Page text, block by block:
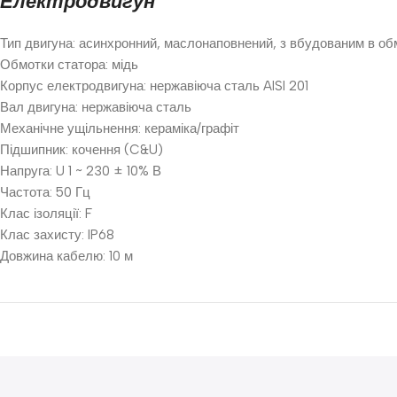
Тип двигуна: асинхронний, маслонаповнений, з вбудованим в
Обмотки статора: мідь
Корпус електродвигуна: нержавіюча сталь AISI 201
Вал двигуна: нержавіюча сталь
Механічне ущільнення: кераміка/графіт
Підшипник: кочення (C&U)
Напруга: U 1 ~ 230 ± 10% В
Частота: 50 Гц
Клас ізоляції: F
Клас захисту: IP68
Довжина кабелю: 10 м